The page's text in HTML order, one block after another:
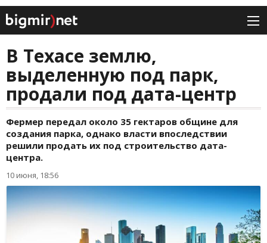
В Техасе землю,
выделенную под парк,
продали под дата-центр
Фермер передал около 35 гектаров общине для
создания парка, однако власти впоследствии
решили продать их под строительство дата-
центра.
10 июня, 18:56